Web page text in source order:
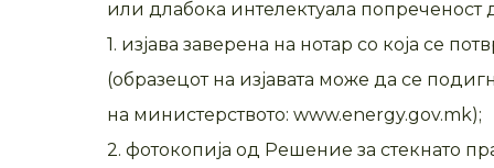
или длабока интелектуала
1. изјава заверена на нотар со која се
(образецот на изјавата може да се
на министерството: www.еnergy.gov.mk);
2. фотокопија од Решение за стекнато